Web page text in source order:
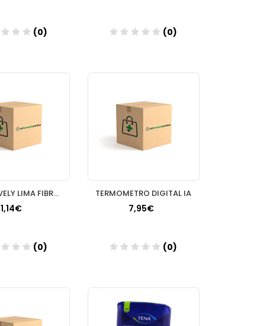
(0) (0)
BETER LOVELY LIMA FIBRA DE VIDRIO
1,14€
(0)
TERMOMETRO DIGITAL IA
7,95€
(0)